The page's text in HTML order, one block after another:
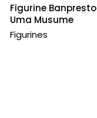
Figurine Banpresto
Uma Musume
Figurines